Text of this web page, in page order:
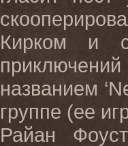
Кирком и
названием
группе (ее
Райан